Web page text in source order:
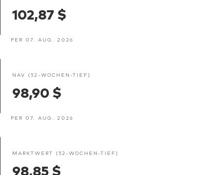
102,87 $
PER 07. AUG. 2026
NAV (52-WOCHEN-TIEF)
98,90 $
PER 07. AUG. 2026
MARKTWERT (52-WOCHEN-TIEF)
98,85 $